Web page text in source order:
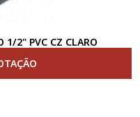
1/2" PVC CZ CLARO